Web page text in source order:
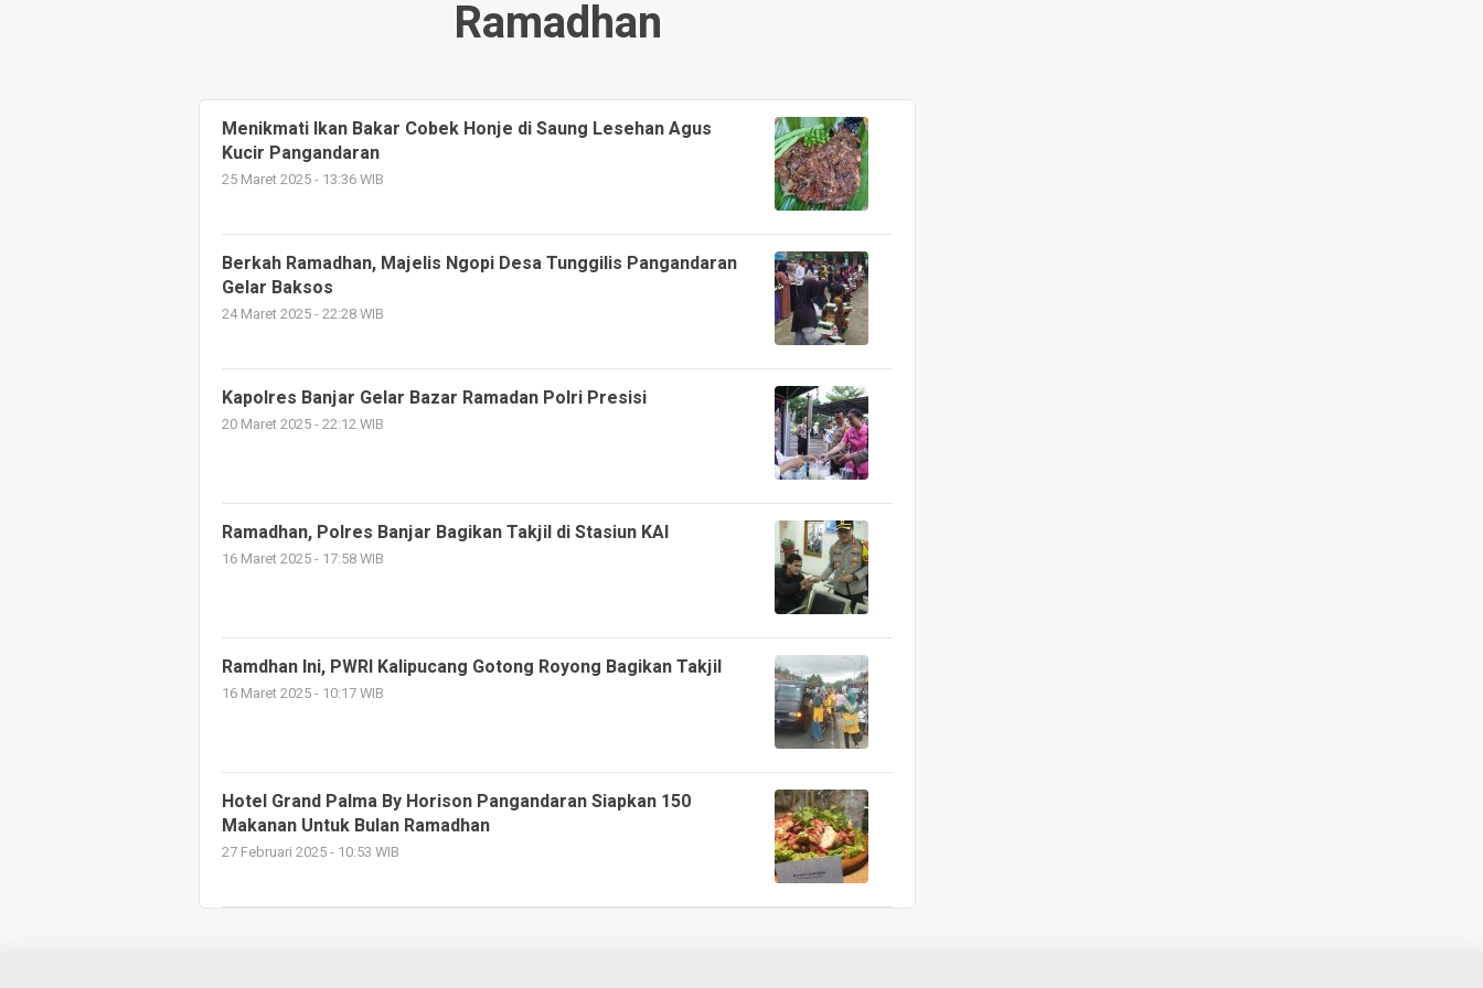
Ramadhan
Menikmati Ikan Bakar Cobek Honje di Saung Lesehan Agus
Kucir Pangandaran
25 Maret 2025 - 13:36 WIB
Berkah Ramadhan, Majelis Ngopi Desa Tunggilis Pangandaran
Gelar Baksos
24 Maret 2025 - 22:28 WIB
Kapolres Banjar Gelar Bazar Ramadan Polri Presisi
20 Maret 2025 - 22:12 WIB
Ramadhan, Polres Banjar Bagikan Takjil di Stasiun KAI
16 Maret 2025 - 17:58 WIB
Ramdhan Ini, PWRI Kalipucang Gotong Royong Bagikan Takjil
16 Maret 2025 - 10:17 WIB
Hotel Grand Palma By Horison Pangandaran Siapkan 150
Makanan Untuk Bulan Ramadhan
27 Februari 2025 - 10:53 WIB